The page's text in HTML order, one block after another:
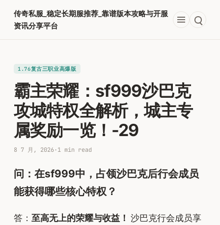
内
传奇私服_稳定长期服推荐_靠谱版本攻略与开服
资讯分享平台
1.76复古三职业高爆版
霸主荣耀：sf999沙巴克
攻城特权全解析，城主专
属奖励一览！-29
8 7 月, 2026·1 min read
问：在sf999中，占领沙巴克后行会成员
能获得哪些核心特权？
答： 至高无上的荣耀与收益！ 沙巴克行会成员享